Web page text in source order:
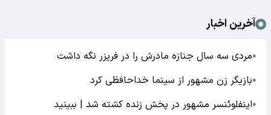
آخرین اخبار
●مردی سه سال جنازه مادرش را در فریزر نگه داشت
●بازیگر زن مشهور از سینما خداحافظی کرد
●اینفلوئنسر مشهور در پخش زنده کشته شد | ببینید